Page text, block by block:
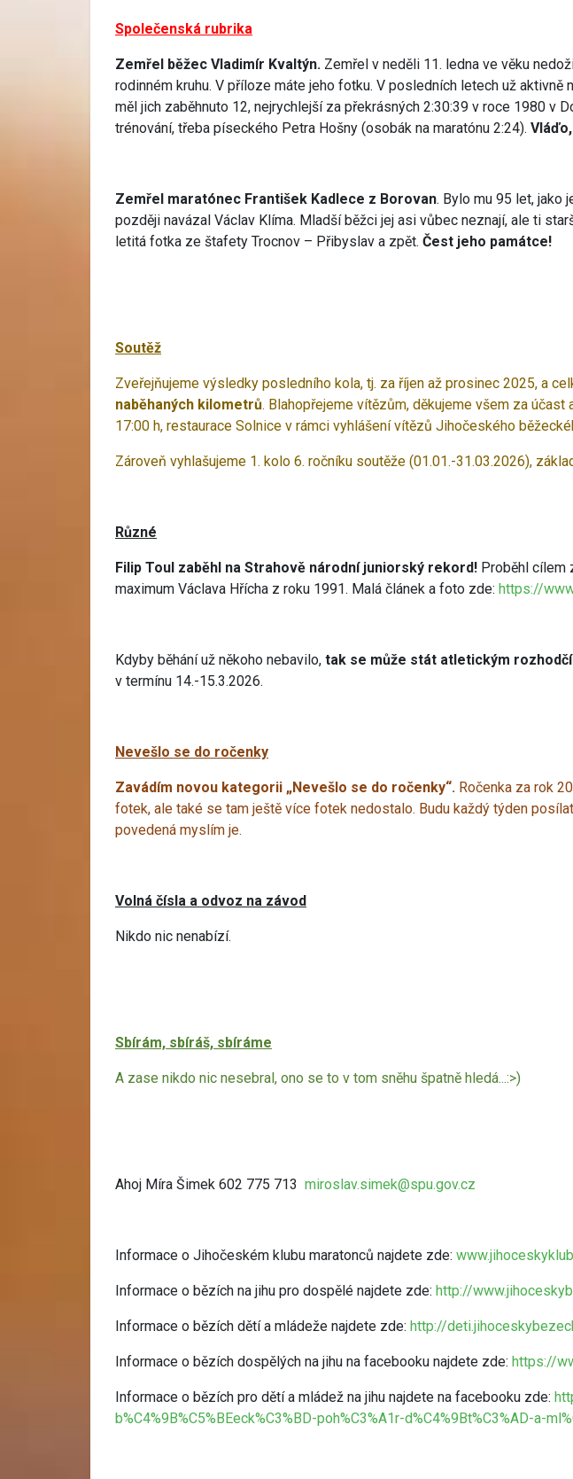
Společenská rubrika
Zemřel běžec Vladimír Kvaltýn. Zemřel v neděli 11. ledna ve věku
rodinném kruhu. V příloze máte jeho fotku. V posledních letech už aktivně
měl jich zaběhnuto 12, nejrychlejší za překrásných 2:30:39 v roce 1980 v
trénování, třeba píseckého Petra Hošny (osobák na maratónu 2:24).
Zemřel maratónec František Kadlece z Borovan. Bylo mu 95 let, jako
později navázal Václav Klíma. Mladší běžci jej asi vůbec neznají, ale ti
letitá fotka ze štafety Trocnov – Přibyslav a zpět. Čest jeho památce!
Soutěž
Zveřejňujeme výsledky posledního kola, tj. za říjen až prosinec 2025, a
naběhaných kilometrů. Blahopřejeme vítězům, děkujeme všem za
17:00 h, restaurace Solnice v rámci vyhlášení vítězů Jihočeského
Zároveň vyhlašujeme 1. kolo 6. ročníku soutěže (01.01.-31.03.2026),
Různé
Filip Toul zaběhl na Strahově národní juniorský rekord! Proběhl cílem
maximum Václava Hřícha z roku 1991. Malá článek a foto zde: https://
Kdyby běhání už někoho nebavilo, tak se může stát atletickým
v termínu 14.-15.3.2026.
Nevešlo se do ročenky
Zavádím novou kategorii „Nevešlo se do ročenky“. Ročenka za rok
fotek, ale také se tam ještě více fotek nedostalo. Budu každý týden
povedená myslím je.
Volná čísla a odvoz na závod
Nikdo nic nenabízí.
Sbírám, sbíráš, sbíráme
A zase nikdo nic nesebral, ono se to v tom sněhu špatně hledá...:>)
Ahoj Míra Šimek 602 775 713 miroslav.simek@spu.gov.cz
Informace o Jihočeském klubu maratonců najdete zde:
Informace o bězích na jihu pro dospělé najdete zde: http://
Informace o bězích dětí a mládeže najdete zde: http://
Informace o bězích dospělých na jihu na facebooku najdete zde: https://
Informace o bězích pro dětí a mládež na jihu najdete na facebooku zde:
b%C4%9B%C5%BEeck%C3%BD-poh%C3%A1r-d%C4%9Bt%C3%AD-a-